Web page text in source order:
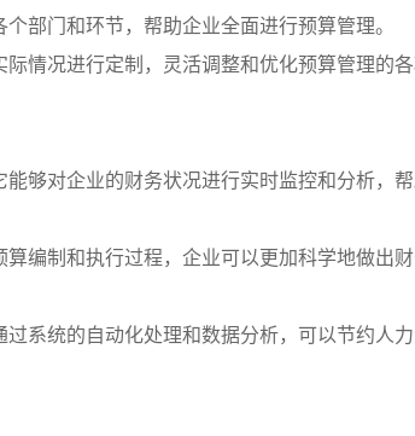
部门和环节，帮助企业全面进行预算管理。
情况进行定制，灵活调整和优化预算管理的
够对企业的财务状况进行实时监控和分析，
编制和执行过程，企业可以更加科学地做出
系统的自动化处理和数据分析，可以节约人